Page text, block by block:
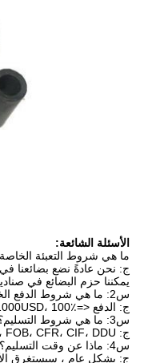
الأسئلة الشائعة:
ما هي شروط التعبئة
ج: نحن عادةً نضع بضائعنا
يمكننا حزم البضائع في
س2: ما هي شروط الدفع الخاصة بك؟
ج: الدفع <=1000USD، 100٪ مقدما. الدفع>=1000USD، 30٪ T / T مقدما، التوازن قبل الشحن. سوف نريك صور المنتجات والحزم قبل أن تدفع التوازن.
س3: ما هي شروط التسليم؟
ج: EXW، FOB، CFR، CIF، DDU.
س4: ماذا عن وقت التسليم؟
ج: بشكل عام ، سيستغرق الأمر 10-30 يومًا بعد استلام الدفع المسبق. يعتمد وقت التسليم المحدد على العناصر